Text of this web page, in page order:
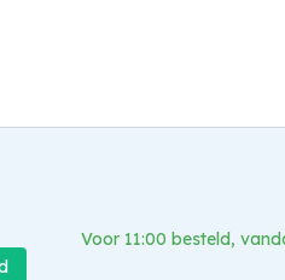
Voor 11:00 besteld,